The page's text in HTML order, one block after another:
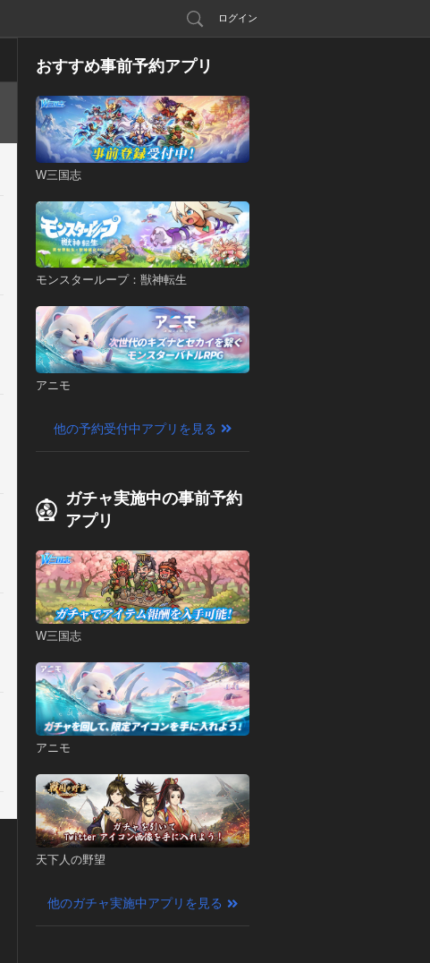
ログイン
おすすめ事前予約アプリ
W三国志
モンスターループ：獣神転生
アニモ
他の予約受付中アプリを見る
ガチャ実施中の事前予約
アプリ
W三国志
アニモ
天下人の野望
他のガチャ実施中アプリを見る